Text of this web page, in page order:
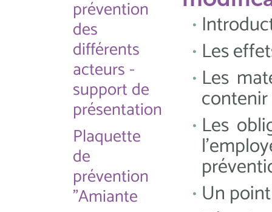
prévention
des
différents
acteurs -
support de
présentation
Plaquette
de
prévention
"Amiante
Les
Les
Les
Un